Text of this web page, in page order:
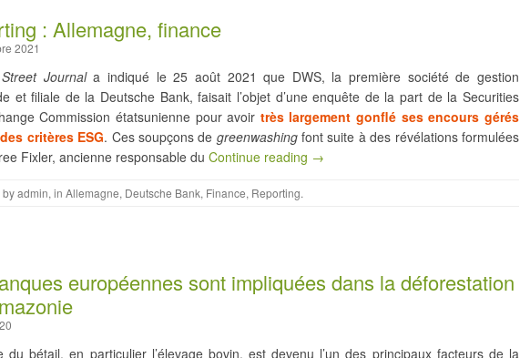
: Allemagne, finance
2021
Journala indiqué le 25 août 2021 que DWS, la première société de gestion
et filiale de la Deutsche Bank, faisait l’objet d’une enquête de la part de la Securities
Commission étatsunienne pour avoir très largement gonflé ses encours gérés
critères ESG. Ces soupçons de greenwashingfont suite à des révélations formulées
Fixler, ancienne responsable du Continue reading →
byadmin, in Allemagne, Deutsche Bank, Finance, Reporting.
européennes sont impliquées dans la déforestation
du bétail, en particulier l’élevage bovin, est devenu l’un des principaux facteurs de la